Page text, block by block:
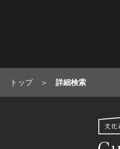
トップ 詳細検索